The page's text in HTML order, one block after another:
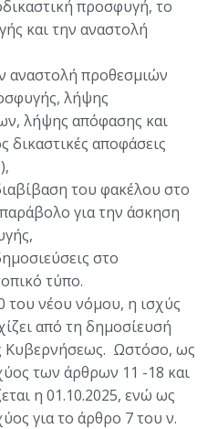
προσφυγή, το
και την αναστολή
αναστολή προθεσμιών
λήψης
λήψης απόφασης και
αποφάσεις
του φακέλου στο
για την άσκηση
στο
τύπο.
νέου νόμου, η ισχύς
από τη δημοσίευσή
Κυβερνήσεως. Ωστόσο, ως
των άρθρων 11 -18 και
η 01.10.2025, ενώ ως
για το άρθρο 7 του ν.